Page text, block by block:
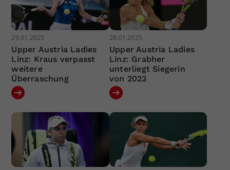
29.01.2025
Upper Austria Ladies
Linz: Kraus verpasst
weitere
Überraschung
28.01.2025
Upper Austria Ladies
Linz: Grabher
unterliegt Siegerin
von 2023